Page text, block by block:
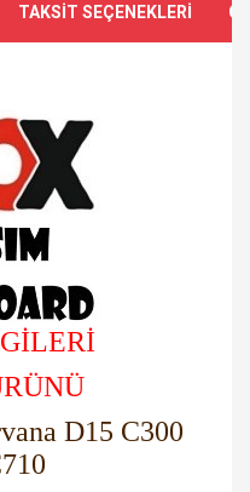
TAKSİT SEÇENEKLERİ
D15 C300